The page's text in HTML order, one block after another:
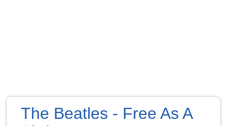
The Beatles - Free As A